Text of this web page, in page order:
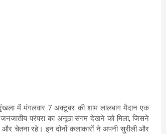
में मंगलवार 7 अक्टूबर की शाम लालबाग मैदान एक
परंपरा का अनूठा संगम देखने को मिला, जिसने
चेतना रहे। इन दोनों कलाकारों ने अपनी सुरीली और